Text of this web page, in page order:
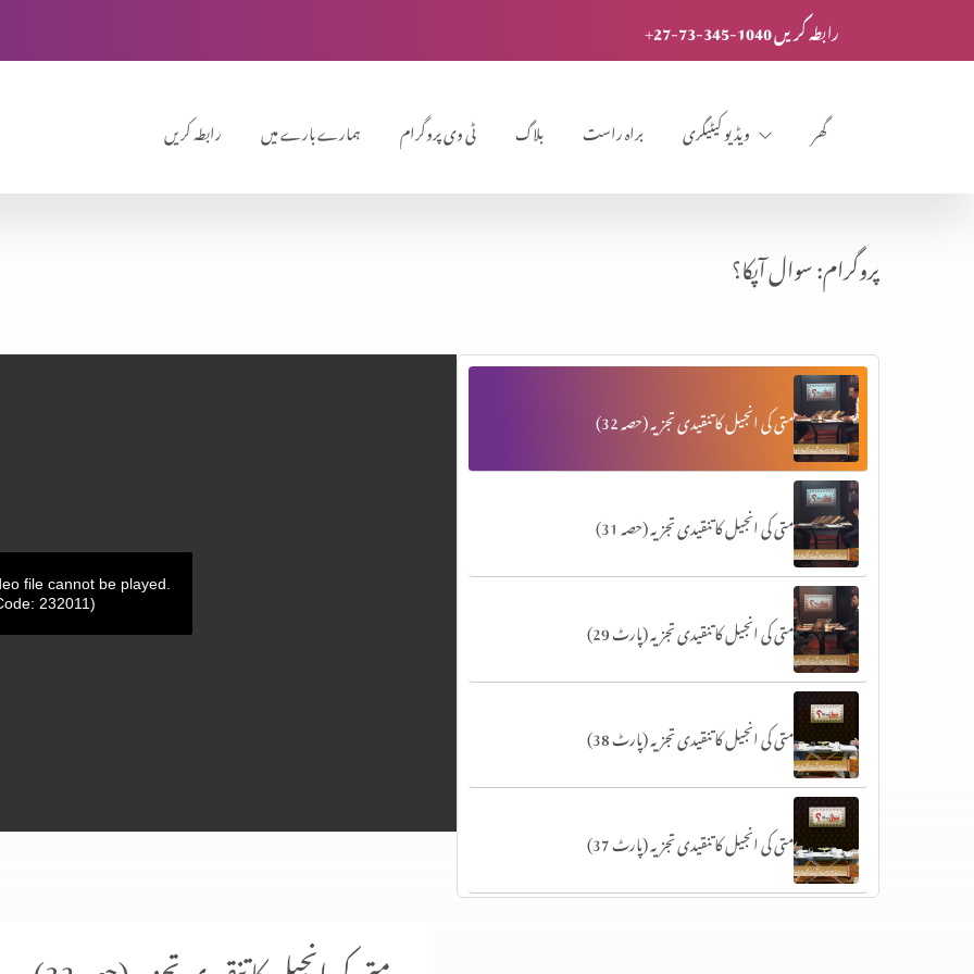
+27-73-345-1040 رابطہ کریں
رابطہ کریں ہمارے بارے میں ٹی وی پروگرام بلاگ براہ راست ویڈیو کیٹیگری گھر
پروگرام: سوال آپکا؟
file cannot be played.
232011)
متی کی انجیل کا تنقیدی تجزیہ (حصہ 32)
متی کی انجیل کا تنقیدی تجزیہ (حصہ 31)
متی کی انجیل کا تنقیدی تجزیہ (پارٹ 29)
متی کی انجیل کا تنقیدی تجزیہ (پارٹ 38)
متی کی انجیل کا تنقیدی تجزیہ (پارٹ 37)